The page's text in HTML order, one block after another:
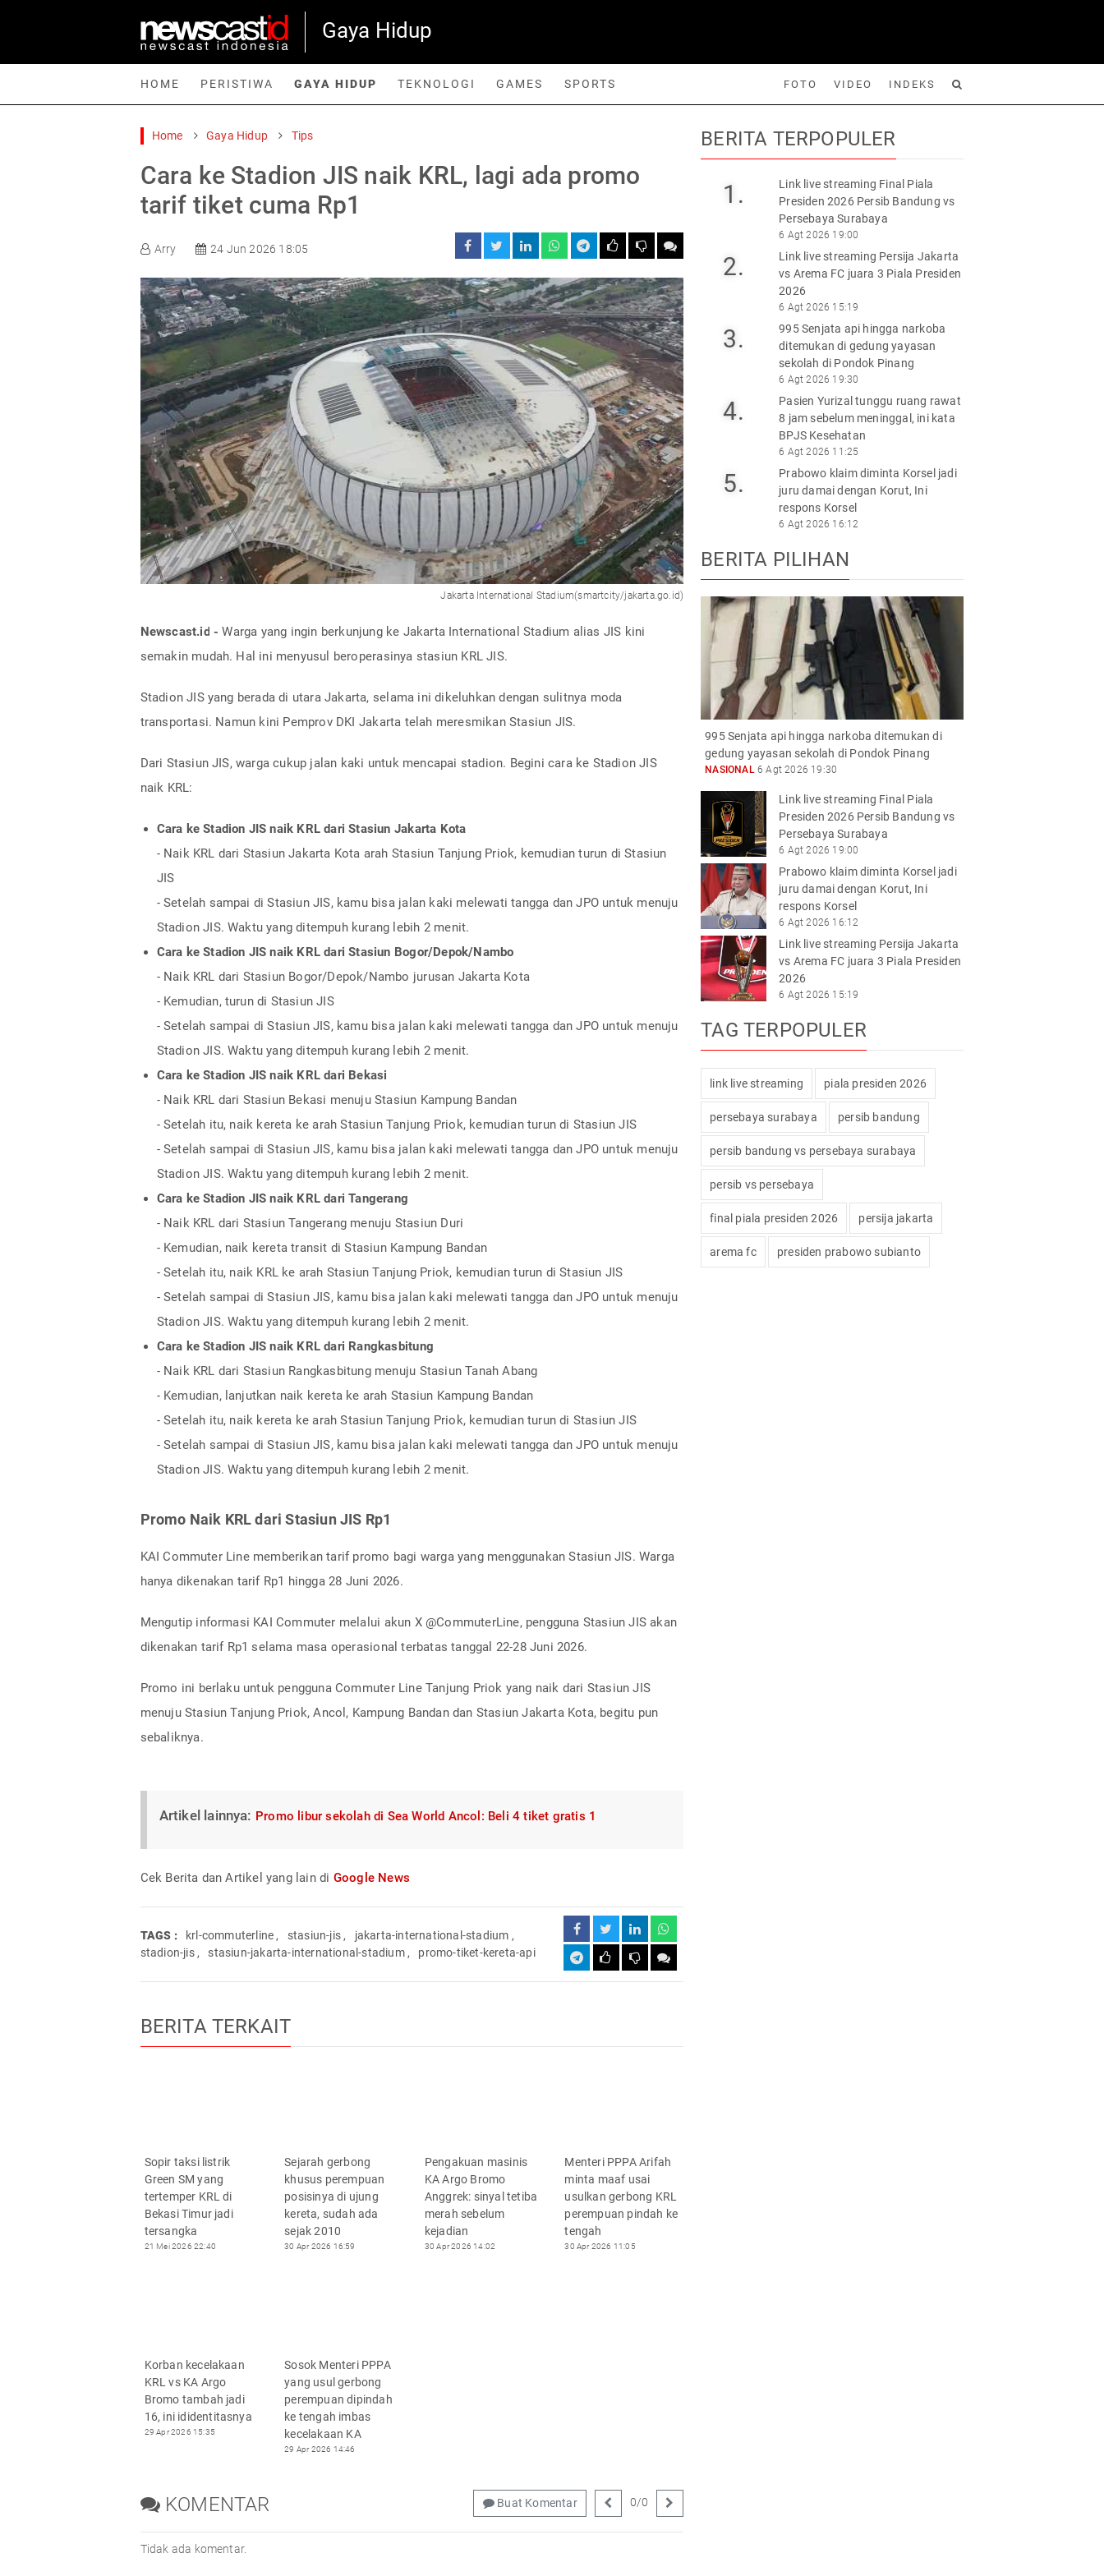
Gaya Hidup
HOME PERISTIWA GAYA HIDUP TEKNOLOGI GAMES SPORTS FOTO VIDEO INDEKS
Gaya Hidup
Foto
Home Gaya Hidup Tips
Cara ke Stadion JIS naik KRL, lagi ada promo
tarif tiket cuma Rp1
Arry 24 Jun 2026 18:05
Jakarta International Stadium(smartcity/jakarta.go.id)
Newscast.id - Warga yang ingin berkunjung ke Jakarta International Stadium alias JIS kini
semakin mudah. Hal ini menyusul beroperasinya stasiun KRL JIS.
Stadion JIS yang berada di utara Jakarta, selama ini dikeluhkan dengan sulitnya moda
transportasi. Namun kini Pemprov DKI Jakarta telah meresmikan Stasiun JIS.
Dari Stasiun JIS, warga cukup jalan kaki untuk mencapai stadion. Begini cara ke Stadion JIS
naik KRL:
Cara ke Stadion JIS naik KRL dari Stasiun Jakarta Kota
- Naik KRL dari Stasiun Jakarta Kota arah Stasiun Tanjung Priok, kemudian turun di Stasiun
JIS
- Setelah sampai di Stasiun JIS, kamu bisa jalan kaki melewati tangga dan JPO untuk menuju
Stadion JIS. Waktu yang ditempuh kurang lebih 2 menit.
Cara ke Stadion JIS naik KRL dari Stasiun Bogor/Depok/Nambo
- Naik KRL dari Stasiun Bogor/Depok/Nambo jurusan Jakarta Kota
- Kemudian, turun di Stasiun JIS
- Setelah sampai di Stasiun JIS, kamu bisa jalan kaki melewati tangga dan JPO untuk menuju
Stadion JIS. Waktu yang ditempuh kurang lebih 2 menit.
Cara ke Stadion JIS naik KRL dari Bekasi
- Naik KRL dari Stasiun Bekasi menuju Stasiun Kampung Bandan
- Setelah itu, naik kereta ke arah Stasiun Tanjung Priok, kemudian turun di Stasiun JIS
- Setelah sampai di Stasiun JIS, kamu bisa jalan kaki melewati tangga dan JPO untuk menuju
Stadion JIS. Waktu yang ditempuh kurang lebih 2 menit.
Cara ke Stadion JIS naik KRL dari Tangerang
- Naik KRL dari Stasiun Tangerang menuju Stasiun Duri
- Kemudian, naik kereta transit di Stasiun Kampung Bandan
- Setelah itu, naik KRL ke arah Stasiun Tanjung Priok, kemudian turun di Stasiun JIS
- Setelah sampai di Stasiun JIS, kamu bisa jalan kaki melewati tangga dan JPO untuk menuju
Stadion JIS. Waktu yang ditempuh kurang lebih 2 menit.
Cara ke Stadion JIS naik KRL dari Rangkasbitung
- Naik KRL dari Stasiun Rangkasbitung menuju Stasiun Tanah Abang
- Kemudian, lanjutkan naik kereta ke arah Stasiun Kampung Bandan
- Setelah itu, naik kereta ke arah Stasiun Tanjung Priok, kemudian turun di Stasiun JIS
- Setelah sampai di Stasiun JIS, kamu bisa jalan kaki melewati tangga dan JPO untuk menuju
Stadion JIS. Waktu yang ditempuh kurang lebih 2 menit.
Promo Naik KRL dari Stasiun JIS Rp1
KAI Commuter Line memberikan tarif promo bagi warga yang menggunakan Stasiun JIS. Warga
hanya dikenakan tarif Rp1 hingga 28 Juni 2026.
Mengutip informasi KAI Commuter melalui akun X @CommuterLine, pengguna Stasiun JIS akan
dikenakan tarif Rp1 selama masa operasional terbatas tanggal 22-28 Juni 2026.
Promo ini berlaku untuk pengguna Commuter Line Tanjung Priok yang naik dari Stasiun JIS
menuju Stasiun Tanjung Priok, Ancol, Kampung Bandan dan Stasiun Jakarta Kota, begitu pun
sebaliknya.
Artikel lainnya: Promo libur sekolah di Sea World Ancol: Beli 4 tiket gratis 1
Cek Berita dan Artikel yang lain di Google News
TAGS : krl-commuterline , stasiun-jis, jakarta-international-stadium ,
stadion-jis, stasiun-jakarta-international-stadium, promo-tiket-kereta-api
BERITA TERKAIT
Sopir taksi listrik
Green SM yang
tertemper KRL di
Bekasi Timur jadi
tersangka
21 Mei 2026 22:40
Sejarah gerbong
khusus perempuan
posisinya di ujung
kereta, sudah ada
sejak 2010
30 Apr 2026 16:59
Pengakuan masinis
KA Argo Bromo
Anggrek: sinyal tetiba
merah sebelum
kejadian
30 Apr 2026 14:02
Menteri PPPA Arifah
minta maaf usai
usulkan gerbong KRL
perempuan pindah ke
tengah
30 Apr 2026 11:05
Korban kecelakaan
KRL vs KA Argo
Bromo tambah jadi
16, ini ididentitasnya
29 Apr 2026 15:35
Sosok Menteri PPPA
yang usul gerbong
perempuan dipindah
ke tengah imbas
kecelakaan KA
29 Apr 2026 14:46
KOMENTAR Buat Komentar 0/0
Tidak ada komentar.
BERITA TERPOPULER
1.
Link live streaming Final Piala
Presiden 2026 Persib Bandung vs
Persebaya Surabaya
6 Agt 2026 19:00
2.
Link live streaming Persija Jakarta
vs Arema FC juara 3 Piala Presiden
2026
6 Agt 2026 15:19
3.
995 Senjata api hingga narkoba
ditemukan di gedung yayasan
sekolah di Pondok Pinang
6 Agt 2026 19:30
4.
Pasien Yurizal tunggu ruang rawat
8 jam sebelum meninggal, ini kata
BPJS Kesehatan
6 Agt 2026 11:25
5.
Prabowo klaim diminta Korsel jadi
juru damai dengan Korut, Ini
respons Korsel
6 Agt 2026 16:12
BERITA PILIHAN
995 Senjata api hingga narkoba ditemukan di
gedung yayasan sekolah di Pondok Pinang
NASIONAL6 Agt 2026 19:30
Link live streaming Final Piala
Presiden 2026 Persib Bandung vs
Persebaya Surabaya
6 Agt 2026 19:00
Prabowo klaim diminta Korsel jadi
juru damai dengan Korut, Ini
respons Korsel
6 Agt 2026 16:12
Link live streaming Persija Jakarta
vs Arema FC juara 3 Piala Presiden
2026
6 Agt 2026 15:19
TAG TERPOPULER
link live streaming piala presiden 2026
persebaya surabaya persib bandung
persib bandung vs persebaya surabaya
persib vs persebaya
final piala presiden 2026 persija jakarta
arema fc presiden prabowo subianto